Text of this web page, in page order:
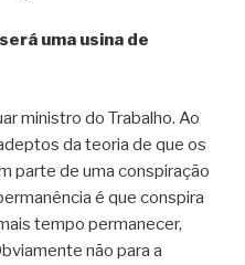
uma usina de
ministro do Trabalho. Ao
da teoria de que os
parte de uma conspiração
é que conspira
tempo permanecer,
não para a